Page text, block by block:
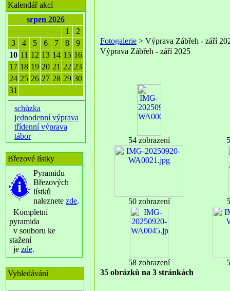
Kalendář akcí
srpen 2026
1
2
3
4 5 6 7 8
9
10 11 12 13 14 15 16
17 18 19 20 21 22 23
24 25 26 27 28 29 30
31
schůzka
jednodenní výprava
třídenní výprava
tábor
Březové lístky
Pyramidu
Březových
lístků
naleznete zde.
Kompletní
pyramida
v souboru ke
stažení
je zde.
Vyhledávání
Fotogalerie > Výprava Zábřeh - září
Výprava Zábřeh - září 2025
54 zobrazení
50 zobrazení
58 zobrazení
35 obrázků na 3 stránkách